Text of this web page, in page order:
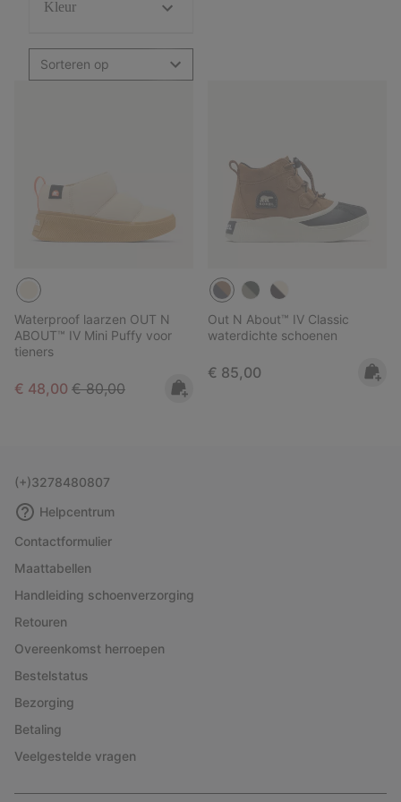
Kleur
Sorteren op
Waterproof laarzen OUT N
ABOUT™ IV Mini Puffy voor
tieners
Sale price:
€ 48,00 Regular price:
€ 80,00
Out N About™ IV Classic
waterdichte schoenen
Regular price:
€ 85,00
(+)3278480807
Helpcentrum
Contactformulier
Maattabellen
Handleiding schoenverzorging
Retouren
Overeenkomst herroepen
Bestelstatus
Bezorging
Betaling
Veelgestelde vragen